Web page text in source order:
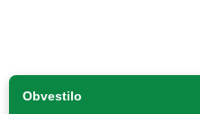
Obvestilo